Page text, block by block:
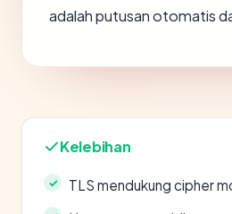
adalah putusan otomatis
Kelebihan
TLS mendukung cipher